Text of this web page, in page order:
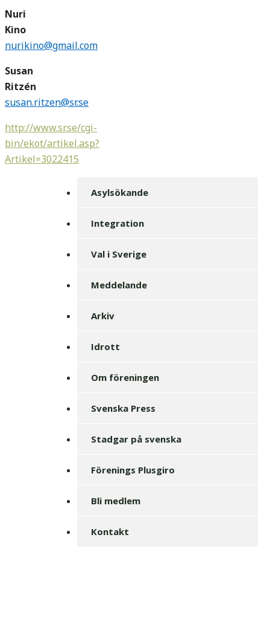
Nuri
Kino
nurikino@gmail.com
Susan
Ritzén
susan.ritzen@sr.se
http://www.sr.se/cgi-
bin/ekot/artikel.asp?
Artikel=3022415
Asylsökande
Integration
Val i Sverige
Meddelande
Arkiv
Idrott
Om föreningen
Svenska Press
Stadgar på svenska
Förenings Plusgiro
Bli medlem
Kontakt